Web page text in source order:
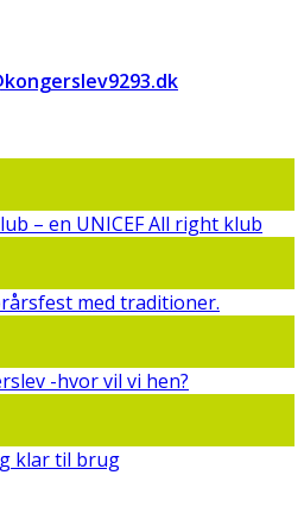
– en UNICEF All right klub
med traditioner.
-hvor vil vi hen?
klar til brug